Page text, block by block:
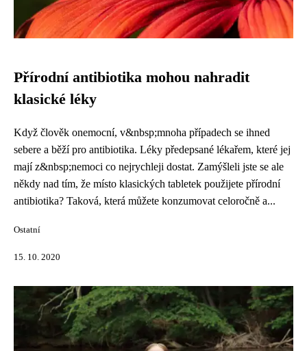
Přírodní antibiotika mohou nahradit
klasické léky
Když člověk onemocní, v&nbsp;mnoha případech se ihned
sebere a běží pro antibiotika. Léky předepsané lékařem, které jej
mají z&nbsp;nemoci co nejrychleji dostat. Zamýšleli jste se ale
někdy nad tím, že místo klasických tabletek použijete přírodní
antibiotika? Taková, která můžete konzumovat celoročně a...
Ostatní
15. 10. 2020